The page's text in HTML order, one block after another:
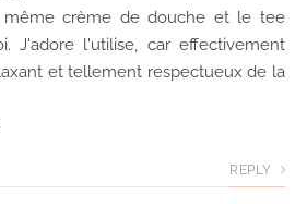
même crème de douche et le tee
J'adore l'utilise, car effectivement
et tellement respectueux de la
REPLY